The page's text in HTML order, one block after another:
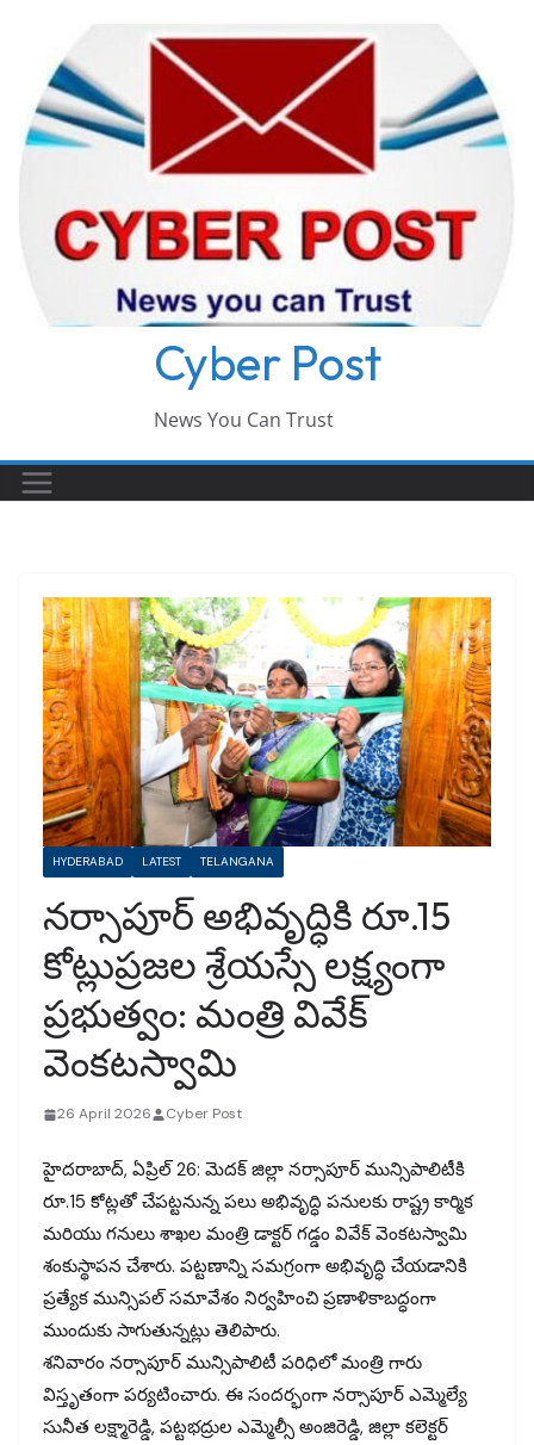
content
Cyber Post
News You Can Trust
HYDERABAD LATEST TELANGANA
నర్సాపూర్ అభివృద్ధికి రూ.15
కోట్లుప్రజల శ్రేయస్సే లక్ష్యంగా
ప్రభుత్వం: మంత్రి వివేక్
వెంకటస్వామి
26 April 2026 Cyber Post
హైదరాబాద్, ఏప్రిల్ 26: మెదక్ జిల్లా నర్సాపూర్ మున్సిపాలిటీకి
రూ.15 కోట్లతో చేపట్టనున్న పలు అభివృద్ధి పనులకు రాష్ట్ర కార్మిక
మరియు గనులు శాఖల మంత్రి డాక్టర్ గడ్డం వివేక్ వెంకటస్వామి
శంకుస్థాపన చేశారు. పట్టణాన్ని సమగ్రంగా అభివృద్ధి చేయడానికి
ప్రత్యేక మున్సిపల్ సమావేశం నిర్వహించి ప్రణాళికాబద్ధంగా
ముందుకు సాగుతున్నట్లు తెలిపారు.
శనివారం నర్సాపూర్ మున్సిపాలిటీ పరిధిలో మంత్రి గారు
విస్తృతంగా పర్యటించారు. ఈ సందర్భంగా నర్సాపూర్ ఎమ్మెల్యే
సునీత లక్ష్మారెడ్డి, పట్టభద్రుల ఎమ్మెల్సీ అంజిరెడ్డి, జిల్లా కలెక్టర్